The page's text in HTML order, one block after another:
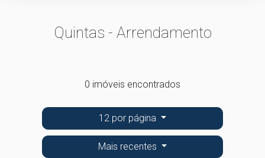
Quintas - Arrendamento
0 imóveis encontrados
12 por página
Mais recentes